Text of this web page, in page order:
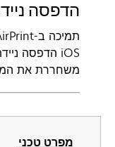
מפרט טכני
הדפסה
משחררת את